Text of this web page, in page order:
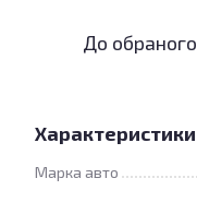
До обраного
Характеристики
Марка авто